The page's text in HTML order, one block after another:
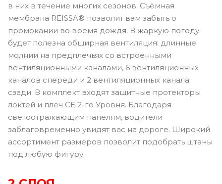
в них в течение многих сезонов. Съёмная
мембрана REISSA® позволит вам забыть о
промокании во время дождя. В жаркую погоду
будет полезна обширная вентиляция: длинные
молнии на предплечьях со встроенными
вентиляционными каналами, 6 вентиляционных
каналов спереди и 2 вентиляционных канала
сзади. В комплект входят защитные протекторы
локтей и плеч СЕ 2-го Уровня. Благодаря
светоотражающим панелям, водители
заблаговременно увидят вас на дороге. Широкий
ассортимент размеров позволит подобрать штаны
под любую фигуру.